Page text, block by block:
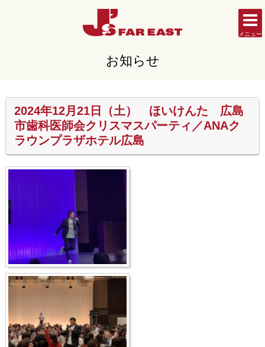
メニュー
お知らせ
2024年12月21日（土） ほいけんた 広島
市歯科医師会クリスマスパーティ／ANAク
ラウンプラザホテル広島